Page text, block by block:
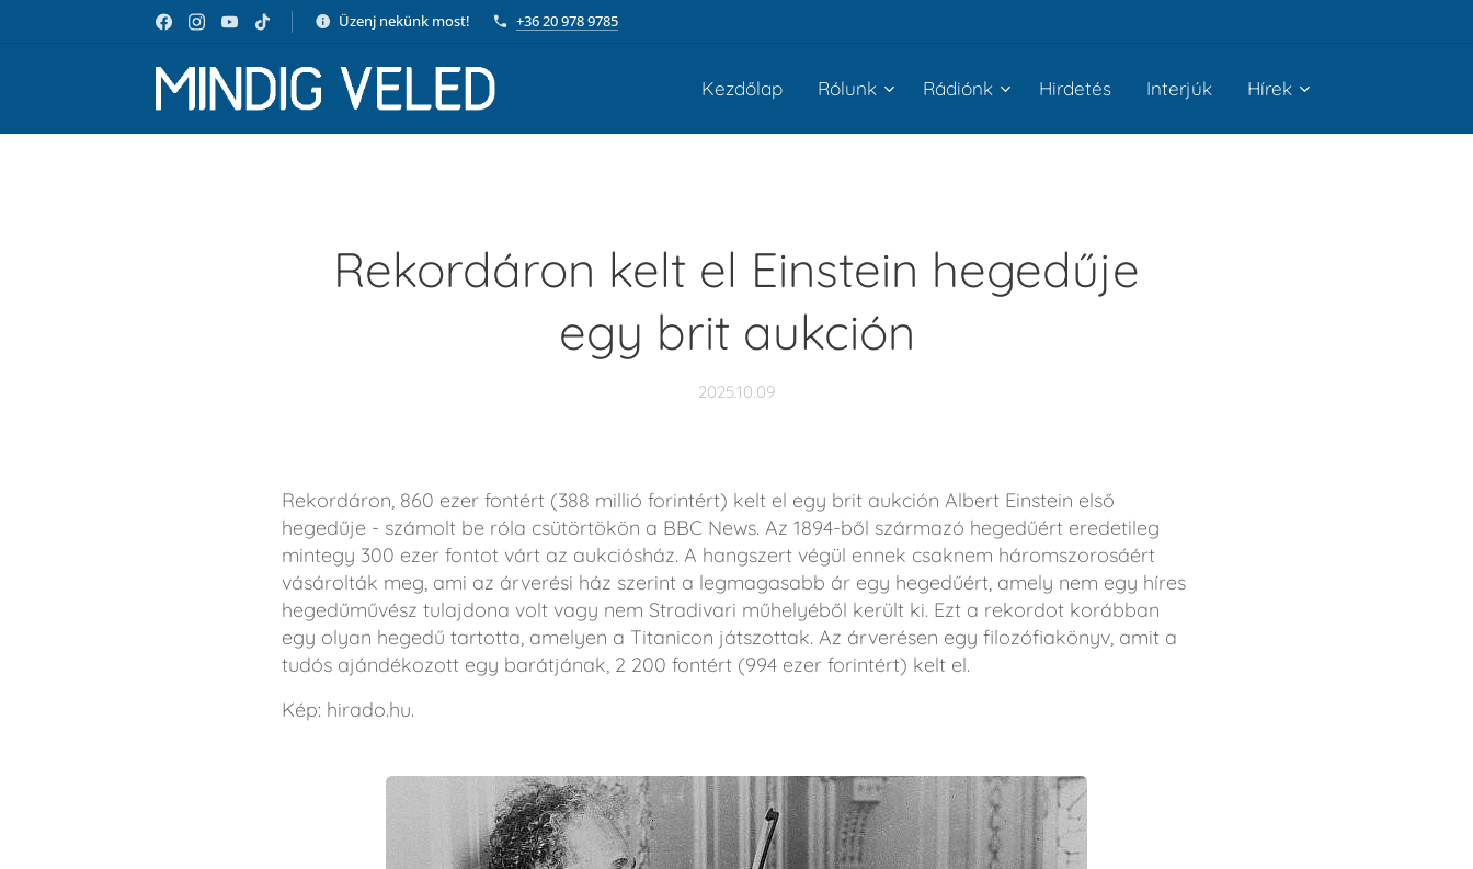
Üzenj nekünk most! +36 20 978 9785
Kezdőlap Rólunk Rádiónk Hirdetés Interjúk Hírek
Rekordáron kelt el Einstein hegedűje
egy brit aukción
2025.10.09
Rekordáron, 860 ezer fontért (388 millió forintért) kelt el egy brit aukción Albert Einstein első
hegedűje - számolt be róla csütörtökön a BBC News. Az 1894-ből származó hegedűért eredetileg
mintegy 300 ezer fontot várt az aukciósház. A hangszert végül ennek csaknem háromszorosáért
vásárolták meg, ami az árverési ház szerint a legmagasabb ár egy hegedűért, amely nem egy híres
hegedűművész tulajdona volt vagy nem Stradivari műhelyéből került ki. Ezt a rekordot korábban
egy olyan hegedű tartotta, amelyen a Titanicon játszottak. Az árverésen egy filozófiakönyv, amit a
tudós ajándékozott egy barátjának, 2 200 fontért (994 ezer forintért) kelt el.
Kép: hirado.hu.